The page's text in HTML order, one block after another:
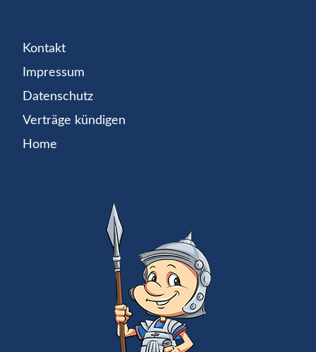
Kontakt
Impressum
Datenschutz
Verträge kündigen
Home